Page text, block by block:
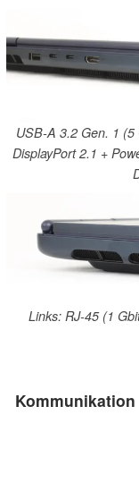
USB-A 3.2 Gen. 1
DisplayPort 2.1 +
Links: RJ-45 (1
Kommunikation